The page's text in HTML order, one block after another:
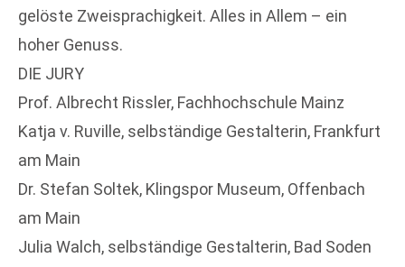
gelöste Zweisprachigkeit. Alles in Allem – ein
hoher Genuss.
DIE JURY
Prof. Albrecht Rissler, Fachhochschule Mainz
Katja v. Ruville, selbständige Gestalterin, Frankfurt
am Main
Dr. Stefan Soltek, Klingspor Museum, Offenbach
am Main
Julia Walch, selbständige Gestalterin, Bad Soden